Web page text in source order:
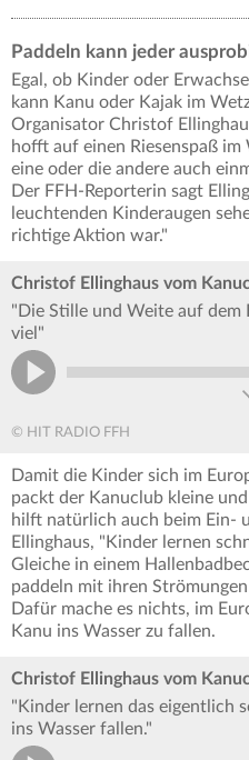
Paddeln kann jeder
Egal, ob Kinder oder
kann Kanu oder Kajak im
Organisator Christof
hofft auf einen Riesenspaß
eine oder die andere auch
Der FFH-Reporterin sagt
leuchtenden Kinderaugen
richtige Aktion war."
Christof Ellinghaus vom
"Die Stille und Weite auf dem
viel"
© HIT RADIO FFH
Damit die Kinder sich im
packt der Kanuclub kleine
hilft natürlich auch beim Ein-
Ellinghaus, "Kinder lernen
Gleiche in einem
paddeln mit ihren
Dafür mache es nichts, im
Kanu ins Wasser zu fallen.
Christof Ellinghaus vom
"Kinder lernen das eigentlich
ins Wasser fallen."